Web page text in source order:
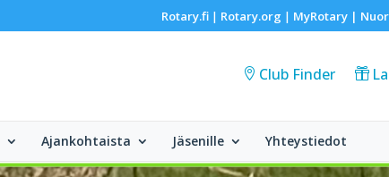
Rotary.fi| Rotary.org | MyRotary |
Club Finder
Ajankohtaista Jäsenille Yhteystiedot